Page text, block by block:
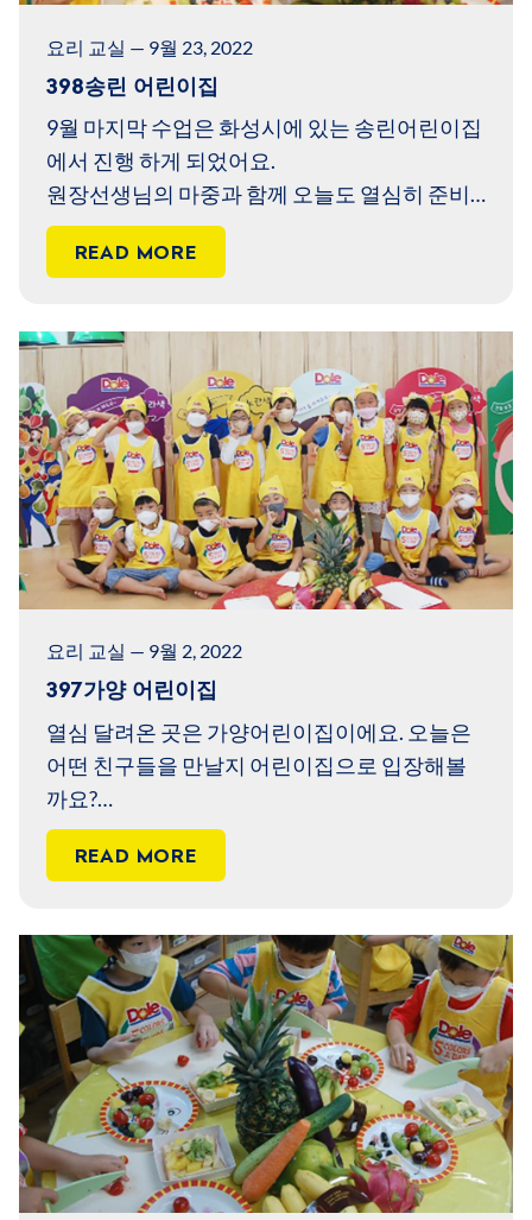
요리 교실 — 9월 23, 2022
398송린 어린이집
9월 마지막 수업은 화성시에 있는 송린어린이집
에서 진행 하게 되었어요.
원장선생님의 마중과 함께 오늘도 열심히 준비
해 볼까요?
READ MORE
요리 교실 — 9월 2, 2022
397가양 어린이집
열심 달려온 곳은 가양어린이집이에요. 오늘은
어떤 친구들을 만날지 어린이집으로 입장해볼
까요?
뚝딱 뚝딱 교실이 어떻게 변할지 궁금해요.
READ MORE